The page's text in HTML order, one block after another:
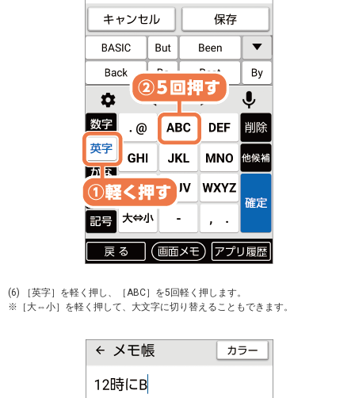
(6) ［英字］を軽く押し、［ABC］を5回軽く押します。
※［大⇔小］を軽く押して、大文字に切り替えることもできます。